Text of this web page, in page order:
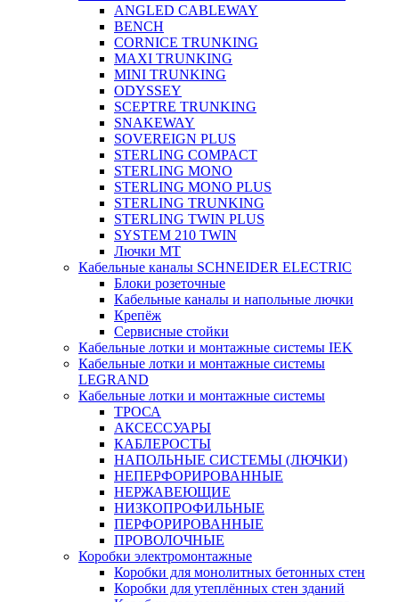
ANGLED CABLEWAY
BENCH
CORNICE TRUNKING
MAXI TRUNKING
MINI TRUNKING
ODYSSEY
SCEPTRE TRUNKING
SNAKEWAY
SOVEREIGN PLUS
STERLING COMPACT
STERLING MONO
STERLING MONO PLUS
STERLING TRUNKING
STERLING TWIN PLUS
SYSTEM 210 TWIN
Лючки MT
Кабельные каналы SCHNEIDER ELECTRIC
Блоки розеточные
Кабельные каналы и напольные лючки
Крепёж
Сервисные стойки
Кабельные лотки и монтажные системы IEK
Кабельные лотки и монтажные системы
LEGRAND
Кабельные лотки и монтажные системы
ТРОСА
АКСЕССУАРЫ
КАБЛЕРОСТЫ
НАПОЛЬНЫЕ СИСТЕМЫ (ЛЮЧКИ)
НЕПЕРФОРИРОВАННЫЕ
НЕРЖАВЕЮЩИЕ
НИЗКОПРОФИЛЬНЫЕ
ПЕРФОРИРОВАННЫЕ
ПРОВОЛОЧНЫЕ
Коробки электромонтажные
Коробки для монолитных бетонных стен
Коробки для утеплённых стен зданий